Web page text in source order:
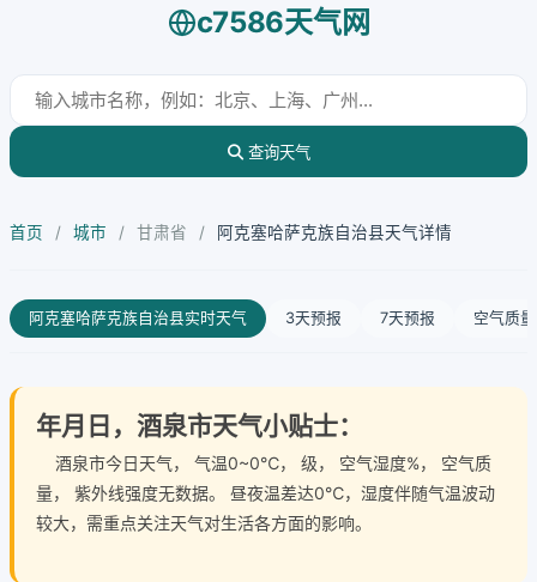
c7586天气网
查询天气
首页 / 城市 / 甘肃省 / 阿克塞哈萨克族自治县天气详情
阿克塞哈萨克族自治县实时天气 3天预报 7天预报 空气质量
年月日，酒泉市天气小贴士：
酒泉市今日天气， 气温0~0℃， 级， 空气湿度%， 空气质
量， 紫外线强度无数据。 昼夜温差达0℃，湿度伴随气温波动
较大，需重点关注天气对生活各方面的影响。